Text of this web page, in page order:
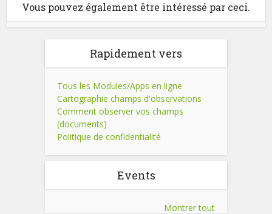
Vous pouvez également être intéressé par ceci.
Rapidement vers
Tous les Modules/Apps en ligne
Cartographie champs d'observations
Comment observer vos champs
(documents)
Politique de confidentialité
Events
Montrer tout